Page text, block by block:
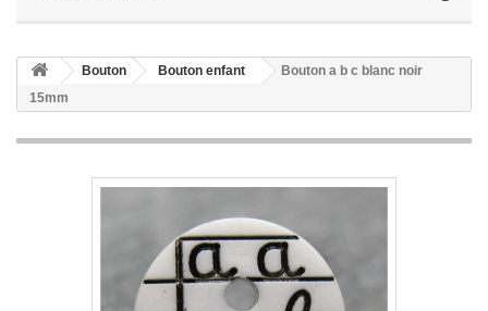
Bouton Bouton enfant
Bouton a b c blanc noir
15mm